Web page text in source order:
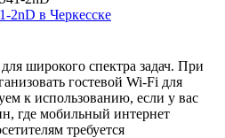
2nD в Черкесске
широкого спектра задач. При
гостевой Wi-Fi для
к использованию, если у вас
где мобильный интернет
требуется